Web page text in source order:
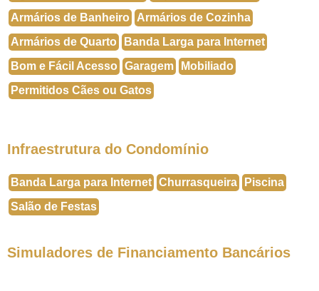
Armários de Banheiro
Armários de Cozinha
Armários de Quarto
Banda Larga para Internet
Bom e Fácil Acesso Garagem
Mobiliado
Permitidos Cães ou Gatos
Infraestrutura do Condomínio
Banda Larga para Internet Churrasqueira
Piscina
Salão de Festas
Simuladores de Financiamento Bancários